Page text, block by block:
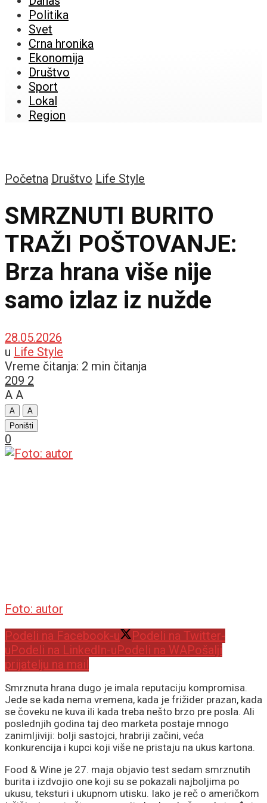
Politika
Svet
Crna hronika
Ekonomija
Društvo
Sport
Lokal
Region
Početna Društvo Life Style
SMRZNUTI BURITO
TRAŽI POŠTOVANJE:
Brza hrana više nije
samo izlaz iz nužde
28.05.2026
u Life Style
Vreme čitanja: 2 min čitanja
209 2
A A
A
A
Poništi
0
Foto: autor
Podeli na Facebook-u
Podeli na Twitter-
uPodeli na LinkedIn-uPodeli na WAPošalji
prijatelju na mail
Smrznuta hrana dugo je imala reputaciju kompromisa.
Jede se kada nema vremena, kada je frižider prazan, kada
se čoveku ne kuva ili kada treba nešto brzo pre posla. Ali
poslednjih godina taj deo marketa postaje mnogo
zanimljiviji: bolji sastojci, hrabriji začini, veća
konkurencija i kupci koji više ne pristaju na ukus kartona.
Food & Wine je 27. maja objavio test sedam smrznutih
burita i izdvojio one koji su se pokazali najboljima po
ukusu, teksturi i ukupnom utisku. Iako je reč o američkom